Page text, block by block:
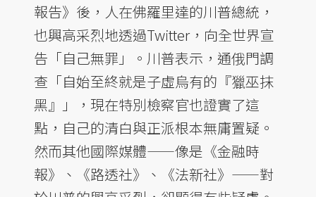
報告》後，人在佛羅里達的川普總統，
也興高采烈地透過Twitter，向全世界宣
告「自己無罪」。川普表示，通俄門調
查「自始至終就是子虛烏有的『獵巫抹
黑』」，現在特別檢察官也證實了這
點，自己的清白與正派根本無庸置疑。
然而其他國際媒體——像是《金融時
報》、《路透社》、《法新社》——對